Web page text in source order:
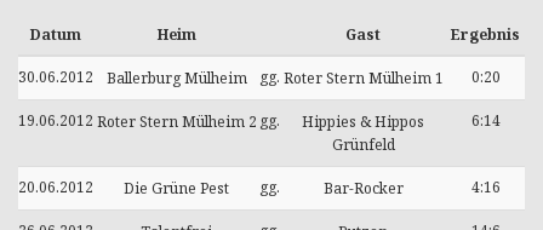
Datum Heim Gast Ergebnis
30.06.2012 Ballerburg Mülheim gg. Roter Stern Mülheim 1 0:20
19.06.2012 Roter Stern Mülheim 2 gg.
Hippies & Hippos
Grünfeld
6:14
20.06.2012 Die Grüne Pest gg. Bar-Rocker 4:16